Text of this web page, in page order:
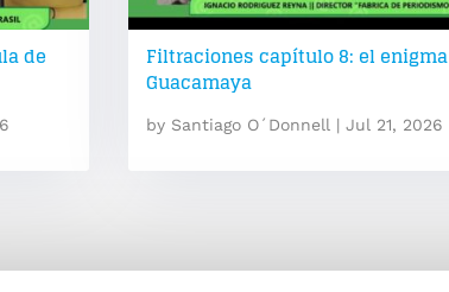
de
Filtraciones capítulo 8: el enigma
Guacamaya
by Santiago O´Donnell | Jul 21, 2026